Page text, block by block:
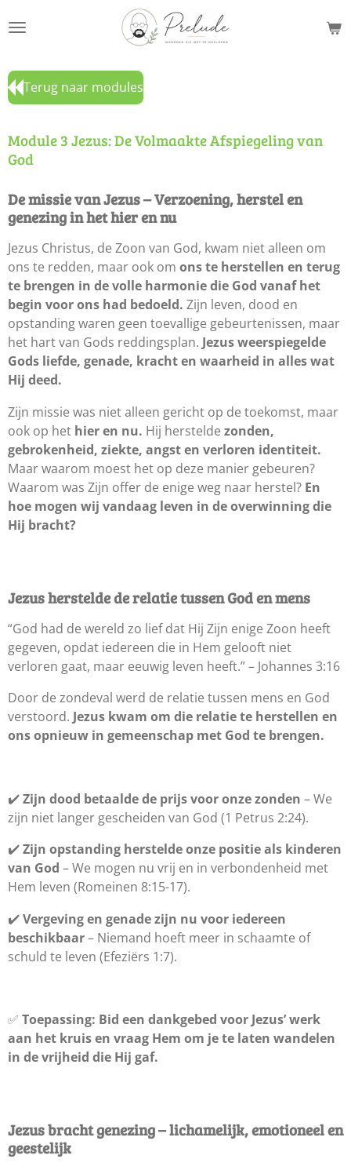
direct
de
hoofdinhoud
Terug naar modules
Module 3 Jezus: De Volmaakte Afspiegeling van
God
De missie van Jezus – Verzoening, herstel en
genezing in het hier en nu
Jezus Christus, de Zoon van God, kwam niet alleen om
ons te redden, maar ook om ons te herstellen en terug
te brengen in de volle harmonie die God vanaf het
begin voor ons had bedoeld. Zijn leven, dood en
opstanding waren geen toevallige gebeurtenissen, maar
het hart van Gods reddingsplan. Jezus weerspiegelde
Gods liefde, genade, kracht en waarheid in alles wat
Hij deed.
Zijn missie was niet alleen gericht op de toekomst, maar
ook op het hier en nu. Hij herstelde zonden,
gebrokenheid, ziekte, angst en verloren identiteit.
Maar waarom moest het op deze manier gebeuren?
Waarom was Zijn offer de enige weg naar herstel? En
hoe mogen wij vandaag leven in de overwinning die
Hij bracht?
Jezus herstelde de relatie tussen God en mens
“God had de wereld zo lief dat Hij Zijn enige Zoon heeft
gegeven, opdat iedereen die in Hem gelooft niet
verloren gaat, maar eeuwig leven heeft.” – Johannes 3:16
Door de zondeval werd de relatie tussen mens en God
verstoord. Jezus kwam om die relatie te herstellen en
ons opnieuw in gemeenschap met God te brengen.
✔️Zijn dood betaalde de prijs voor onze zonden – We
zijn niet langer gescheiden van God (1 Petrus 2:24).
✔️Zijn opstanding herstelde onze positie als kinderen
van God – We mogen nu vrij en in verbondenheid met
Hem leven (Romeinen 8:15-17).
✔️Vergeving en genade zijn nu voor iedereen
beschikbaar– Niemand hoeft meer in schaamte of
schuld te leven (Efeziërs 1:7).
✅ Toepassing: Bid een dankgebed voor Jezus’ werk
aan het kruis en vraag Hem om je te laten wandelen
in de vrijheid die Hij gaf.
Jezus bracht genezing – lichamelijk, emotioneel en
geestelijk